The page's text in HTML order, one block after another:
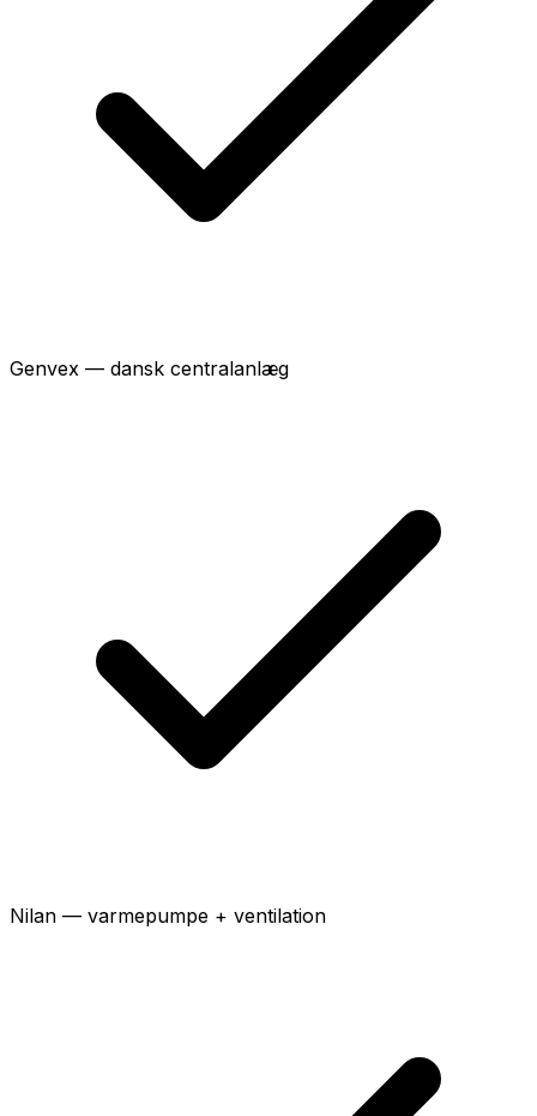
Genvex — dansk centralanlæg
Nilan — varmepumpe + ventilation